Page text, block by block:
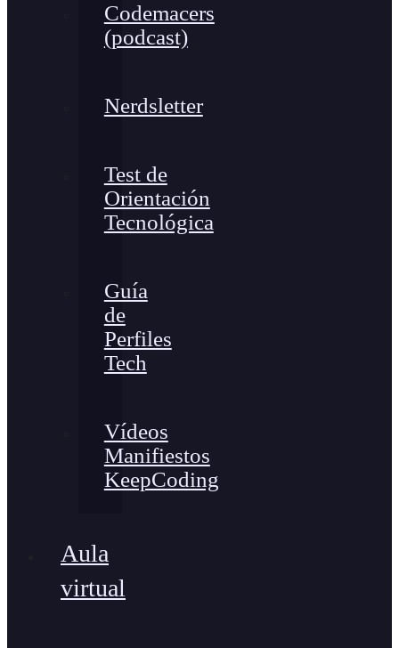
Codemacers
(podcast)
Nerdsletter
Test de
Orientación
Tecnológica
Guía
de
Perfiles
Tech
Vídeos
Manifiestos
KeepCoding
Aula
virtual